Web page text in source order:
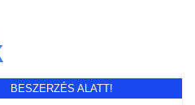
BESZERZÉS ALATT!